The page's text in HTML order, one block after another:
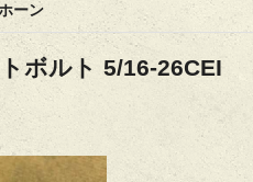
ーン
ボルト 5/16-26CEI